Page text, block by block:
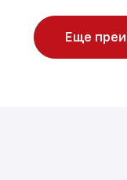
Еще